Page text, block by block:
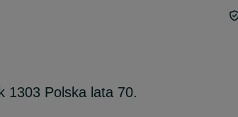
1303 Polska lata 70.